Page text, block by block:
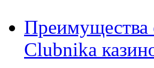
Преимущества
Clubnika